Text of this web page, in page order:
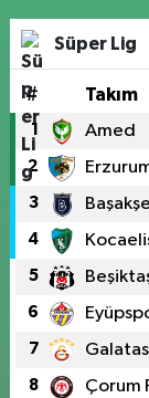
Süper Lig
# Takım
1 Amed
2
3
4
5
6
7
8 Çorum